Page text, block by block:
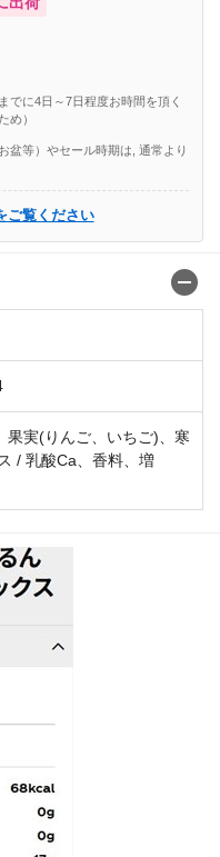
に4日～7日程度お時間を頂く
め）
盆等）やセール時期は, 通常より
ご覧ください
果実(りんご、いちご)、寒
/ 乳酸Ca、香料、増